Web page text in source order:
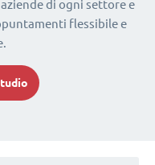
di ogni settore e
flessibile e